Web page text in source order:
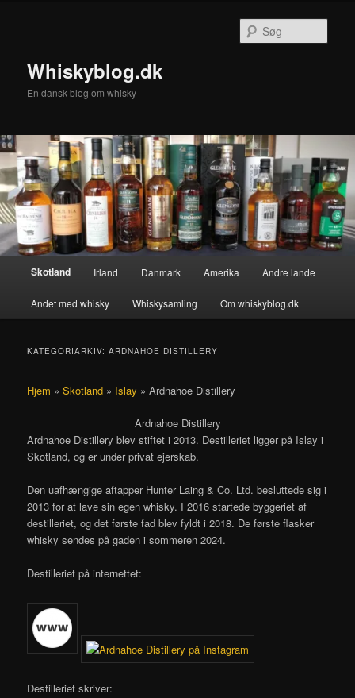
Whiskyblog.dk
En dansk blog om whisky
Hovedmenu
Skotland Irland Danmark Amerika Andre lande
Andet med whisky Whiskysamling Om whiskyblog.dk
KATEGORIARKIV:ARDNAHOE DISTILLERY
Hjem »Skotland » Islay »Ardnahoe Distillery
Ardnahoe Distillery
Ardnahoe Distillery blev stiftet i 2013. Destilleriet ligger på Islay i
Skotland, og er under privat ejerskab.
Den uafhængige aftapper Hunter Laing & Co. Ltd. besluttede sig i
2013 for at lave sin egen whisky. I 2016 startede byggeriet af
destilleriet, og det første fad blev fyldt i 2018. De første flasker
whisky sendes på gaden i sommeren 2024.
Destilleriet på internettet:
Destilleriet skriver: